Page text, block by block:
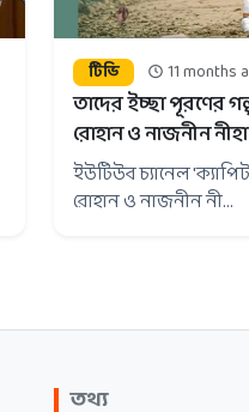
টিভি 11 months
তাদের ইচ্ছা পূরণের
রোহান ও নাজনীন নীহা
ইউটিউব চ্যানেল
রোহান ও নাজনীন নী...
তথ্য